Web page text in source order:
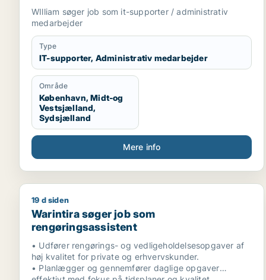
WIlliam søger job som it-supporter / administrativ
medarbejder
Type
IT-supporter, Administrativ medarbejder
Område
København, Midt-og
Vestsjælland,
Sydsjælland
Mere info
Warintira søger job som rengøringsassistent
19 d siden
Warintira søger job som
rengøringsassistent
• Udfører rengørings- og vedligeholdelsesopgaver af
høj kvalitet for private og erhvervskunder.
• Planlægger og gennemfører daglige opgaver